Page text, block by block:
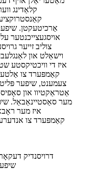
קלאַדינג
אַרכיטעקטן.
אויסגעצייכנטער
צוליב זייער
וישאַלט און
איז די וויכטיקסטע
קאַמפּערד צו
צעמענט, שיפער
אַטראַקטיוו און
מער סאַסטיינאַבאַל.
איז מער
קאַמפּערד צו